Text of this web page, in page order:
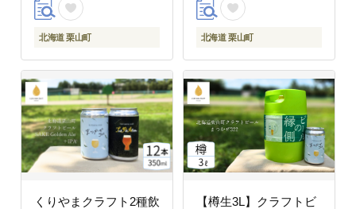
北海道 栗山町 北海道 栗山町
くりやまクラフト2種飲
【樽生3L】クラフトビ